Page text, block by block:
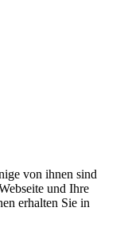
von ihnen sind
und Ihre
erhalten Sie in